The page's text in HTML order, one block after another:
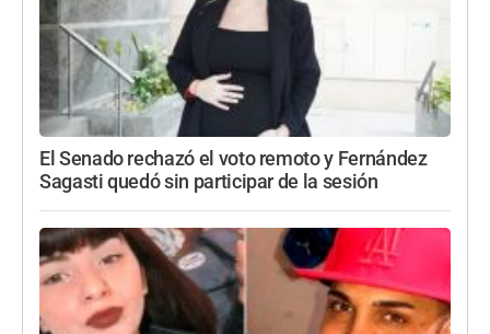
El Senado rechazó el voto remoto y Fernández
Sagasti quedó sin participar de la sesión